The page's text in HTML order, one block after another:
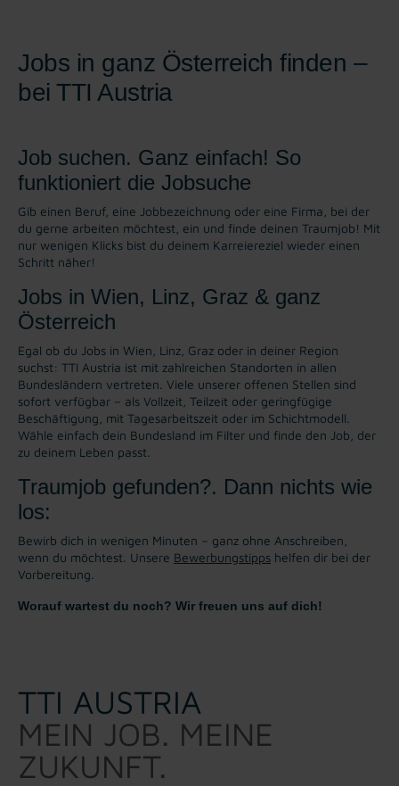
Jobs in ganz Österreich finden –
bei TTI Austria
Job suchen. Ganz einfach! So
funktioniert die Jobsuche
Gib einen Beruf, eine Jobbezeichnung oder eine Firma, bei der
du gerne arbeiten möchtest, ein und finde deinen Traumjob! Mit
nur wenigen Klicks bist du deinem Karreiereziel wieder einen
Schritt näher!
Jobs in Wien, Linz, Graz & ganz
Österreich
Egal ob du Jobs in Wien, Linz, Graz oder in deiner Region
suchst: TTI Austria ist mit zahlreichen Standorten in allen
Bundesländern vertreten. Viele unserer offenen Stellen sind
sofort verfügbar – als Vollzeit, Teilzeit oder geringfügige
Beschäftigung, mit Tagesarbeitszeit oder im Schichtmodell.
Wähle einfach dein Bundesland im Filter und finde den Job, der
zu deinem Leben passt.
Traumjob gefunden?. Dann nichts wie
los:
Bewirb dich in wenigen Minuten – ganz ohne Anschreiben,
wenn du möchtest. Unsere Bewerbungstipps helfen dir bei der
Vorbereitung.
Worauf wartest du noch? Wir freuen uns auf dich!
TTI AUSTRIA
MEIN JOB. MEINE
ZUKUNFT.